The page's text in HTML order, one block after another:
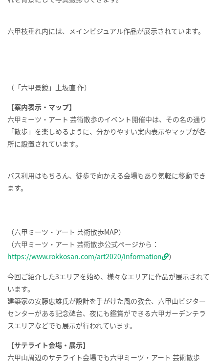
六甲枝垂れ内には、メインビジュアル作品が展示されています。
（「六甲景鏡」上坂直 作）
【案内表示・マップ】
六甲ミーツ・アート 芸術散歩のイベント開催中は、その名の通り
「散歩」を楽しめるように、分かりやすい案内表示やマップが各
所に設置されています。
バス利用はもちろん、徒歩で向かえる会場もあり気軽に移動でき
ます。
（六甲ミーツ・アート 芸術散歩MAP）
（六甲ミーツ・アート 芸術散歩公式ページから：
https://www.rokkosan.com/art2020/information
）
今回ご紹介した3エリアを始め、様々なエリアに作品が展示されて
います。
建築家の安藤忠雄氏が設計を手がけた風の教会、六甲山ビジター
センターがある記念碑台、夜にも鑑賞ができる六甲ガーデンテラ
スエリアなどでも展示が行われています。
【サテライト会場・展示】
六甲山周辺のサテライト会場でも六甲ミーツ・アート 芸術散歩